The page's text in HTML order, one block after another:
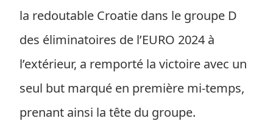
la redoutable Croatie dans le groupe D
des éliminatoires de l’EURO 2024 à
l’extérieur, a remporté la victoire avec un
seul but marqué en première mi-temps,
prenant ainsi la tête du groupe.